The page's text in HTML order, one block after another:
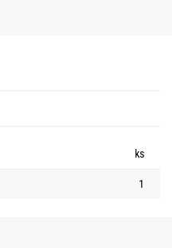
ks
1